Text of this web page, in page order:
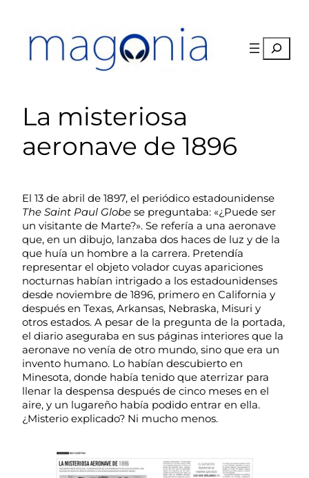
contenido
Buscar
La misteriosa
aeronave de 1896
El 13 de abril de 1897, el periódico estadounidense
The Saint Paul Globe se preguntaba: «¿Puede ser
un visitante de Marte?». Se refería a una aeronave
que, en un dibujo, lanzaba dos haces de luz y de la
que huía un hombre a la carrera. Pretendía
representar el objeto volador cuyas apariciones
nocturnas habían intrigado a los estadounidenses
desde noviembre de 1896, primero en California y
después en Texas, Arkansas, Nebraska, Misuri y
otros estados. A pesar de la pregunta de la portada,
el diario aseguraba en sus páginas interiores que la
aeronave no venía de otro mundo, sino que era un
invento humano. Lo habían descubierto en
Minesota, donde había tenido que aterrizar para
llenar la despensa después de cinco meses en el
aire, y un lugareño había podido entrar en ella.
¿Misterio explicado? Ni mucho menos.